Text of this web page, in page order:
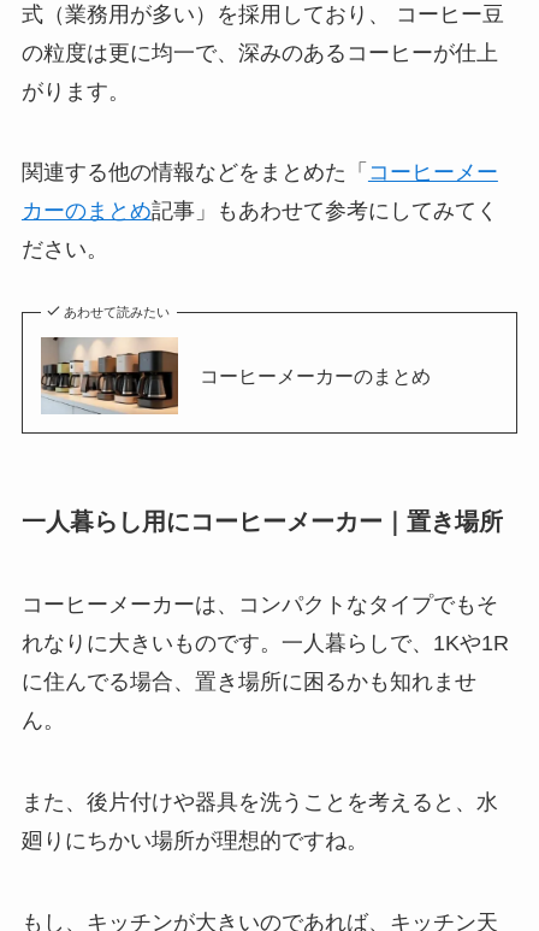
式（業務用が多い）を採用しており、 コーヒー豆
の粒度は更に均一で、深みのあるコーヒーが仕上
がります。
関連する他の情報などをまとめた「 コーヒーメー
カーのまとめ記事」もあわせて参考にしてみてく
ださい。
あわせて読みたい
コーヒーメーカーのまとめ
一人暮らし用にコーヒーメーカー｜置き場所
コーヒーメーカーは、コンパクトなタイプでもそ
れなりに大きいものです。一人暮らしで、1Kや1R
に住んでる場合、置き場所に困るかも知れませ
ん。
また、後片付けや器具を洗うことを考えると、水
廻りにちかい場所が理想的ですね。
もし、キッチンが大きいのであれば、キッチン天